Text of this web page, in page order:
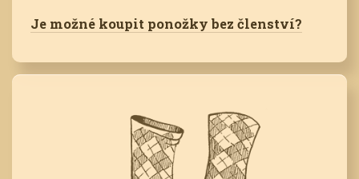
Je možné koupit ponožky bez členství?